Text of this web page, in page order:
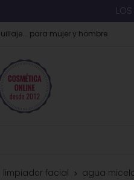
para mujer y hombre
limpiador facial agua